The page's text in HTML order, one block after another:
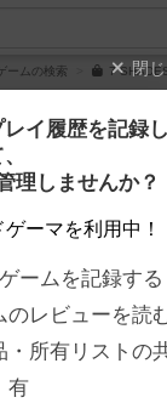
ームの検索 7
イズオブセブン
azukiさんのレビュー
6
2年以上前
に設定されたユーザ
閉
イ履歴を記録し
理しませんか？
ゲーマを利用中！
ームを記録する
のレビューを読
・所有リストの
有